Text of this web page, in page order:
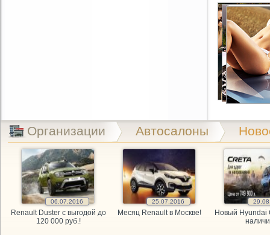
Cartuning,
EMEX,
Exist.ru,
Exist.ru,
GARAGE,
GARAGE,
GARAGE,
Организации Автосалоны
06.07.2016
Renault Duster с выгодой до
120 000 руб.!
25.07.2016
Месяц Renault в Москве!
Новый Hyundai